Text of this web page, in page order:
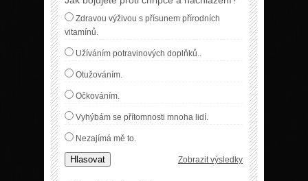
Zdravou výživou s přísunem přírodních
vitamínů.
Užíváním potravinových doplňků..
Otužováním.
Očkováním.
Vyhýbám se přítomnosti mnoha lidí.
Nezajímá mě to.
Hlasovat Zobrazit výsledky